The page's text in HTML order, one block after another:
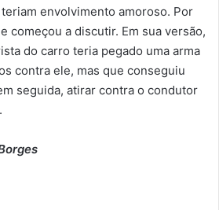
envolvimento amoroso. Por
começou a discutir. Em sua versão,
do carro teria pegado uma arma
contra ele, mas que conseguiu
seguida, atirar contra o condutor